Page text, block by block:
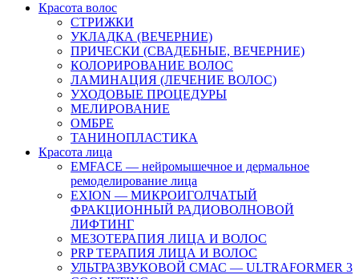
Красота волос
СТРИЖКИ
УКЛАДКА (ВЕЧЕРНИЕ)
ПРИЧЕСКИ (СВАДЕБНЫЕ, ВЕЧЕРНИЕ)
КОЛОРИРОВАНИЕ ВОЛОС
ЛАМИНАЦИЯ (ЛЕЧЕНИЕ ВОЛОС)
УХОДОВЫЕ ПРОЦЕДУРЫ
МЕЛИРОВАНИЕ
ОМБРЕ
ТАНИНОПЛАСТИКА
Красота лица
EMFACE — нейромышечное и дермальное
ремоделирование лица
EXION — МИКРОИГОЛЧАТЫЙ
ФРАКЦИОННЫЙ РАДИОВОЛНОВОЙ
ЛИФТИНГ
МЕЗОТЕРАПИЯ ЛИЦА И ВОЛОС
PRP ТЕРАПИЯ ЛИЦА И ВОЛОС
УЛЬТРАЗВУКОВОЙ СМАС — ULTRAFORMER 3